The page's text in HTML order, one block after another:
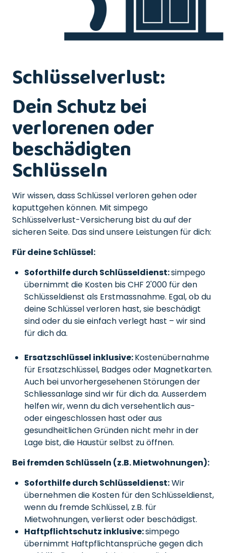
Schlüsselverlust:
Dein Schutz bei
verlorenen oder
beschädigten
Schlüsseln
Wir wissen, dass Schlüssel verloren gehen oder
kaputtgehen können. Mit simpego
Schlüsselverlust-Versicherung bist du auf der
sicheren Seite. Das sind unsere Leistungen für dich:
Für deine Schlüssel:
Soforthilfe durch Schlüsseldienst:simpego
übernimmt die Kosten bis CHF 2'000 für den
Schlüsseldienst als Erstmassnahme. Egal, ob du
deine Schlüssel verloren hast, sie beschädigt
sind oder du sie einfach verlegt hast – wir sind
für dich da.
Ersatzschlüssel inklusive:Kostenübernahme
für Ersatzschlüssel, Badges oder Magnetkarten.
Auch bei unvorhergesehenen Störungen der
Schliessanlage sind wir für dich da. Ausserdem
helfen wir, wenn du dich versehentlich aus-
oder eingeschlossen hast oder aus
gesundheitlichen Gründen nicht mehr in der
Lage bist, die Haustür selbst zu öffnen.
Bei fremden Schlüsseln (z.B. Mietwohnungen):
Soforthilfe durch Schlüsseldienst:Wir
übernehmen die Kosten für den Schlüsseldienst,
wenn du fremde Schlüssel, z.B. für
Mietwohnungen, verlierst oder beschädigst.
Haftpflichtschutz inklusive:simpego
übernimmt Haftpflichtansprüche gegen dich